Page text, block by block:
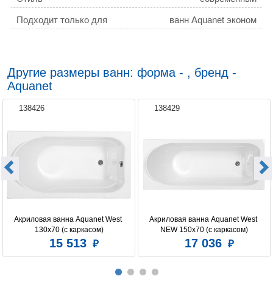
Подходит только для ванн Aquanet эконом
Другие размеры ванн: форма - , бренд -
Aquanet
138426
Акриловая ванна Aquanet West
130x70 (с каркасом)
15 513
138429
Акриловая ванна Aquanet West
NEW 150x70 (с каркасом)
17 036